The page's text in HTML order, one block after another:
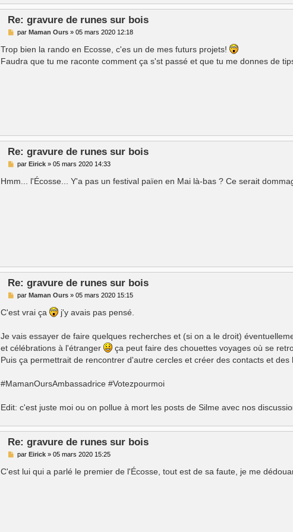
Re: gravure de runes sur bois
M
s
a
par Maman Ours »05 mars 2020 12:18
Trop bien la rando en Ecosse, c'es un de mes futurs projets!
Faudra que tu me raconte comment ça s'st passé et que tu me donnes de
Re: gravure de runes sur bois
M
s
par Eirick »05 mars 2020 14:33
Hmm... l'Écosse... Y'a pas un festival païen en Mai là-bas ? Ce serait
Re: gravure de runes sur bois
M
s
e
par Maman Ours »05 mars 2020 15:15
C'est vrai ça j'y avais pas pensé.
Je vais essayer de faire quelques recherches et (si on a le droit)
et célébrations à l'étranger
ça peut faire des chouettes voyages où se
Puis ça permettrait de rencontrer d'autre cercles et créer des contacts et
#MamanOursAmbassadrice #Votezpourmoi
Edit: c'est juste moi ou on pollue à mort les posts de Silme avec nos
Re: gravure de runes sur bois
M
s
s
parEirick »05 mars 2020 15:25
C'est lui qui a parlé le premier de l'Écosse, tout est de sa faute, je me